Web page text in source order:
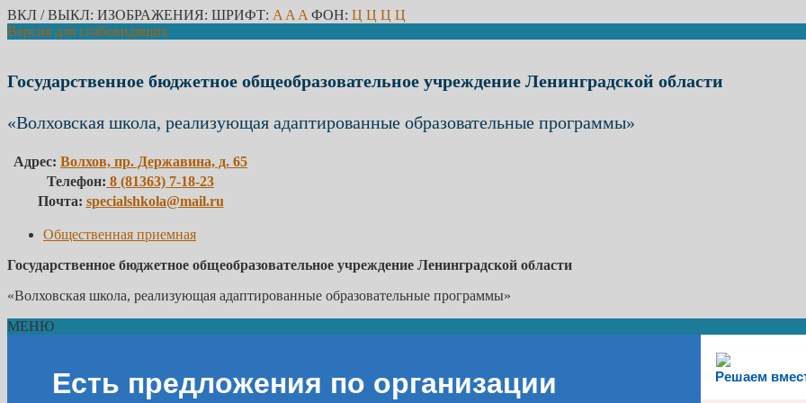
ВКЛ / ВЫКЛ: ИЗОБРАЖЕНИЯ: ШРИФТ: A A A ФОН: Ц Ц Ц Ц
Версия для слабовидящих
Государственное бюджетное общеобразовательное учреждение Ленинградской области
«Волховская школа, реализующая адаптированные образовательные программы»
Адрес: Волхов, пр. Державина, д. 65
Телефон: 8 (81363) 7-18-23
Почта: specialshkola@mail.ru
Общественная приемная
Государственное бюджетное общеобразовательное учреждение Ленинградской области
«Волховская школа, реализующая адаптированные образовательные программы»
МЕНЮ
Решаем
Есть предложения по организации